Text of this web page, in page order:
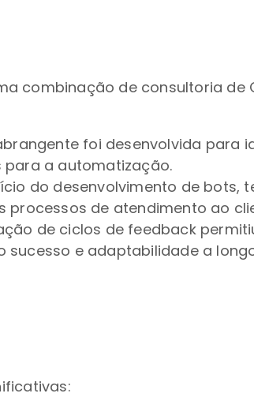
combinação de consultoria de
foi desenvolvida para
para a automatização.
do desenvolvimento de bots,
de atendimento ao
de ciclos de feedback
e adaptabilidade a